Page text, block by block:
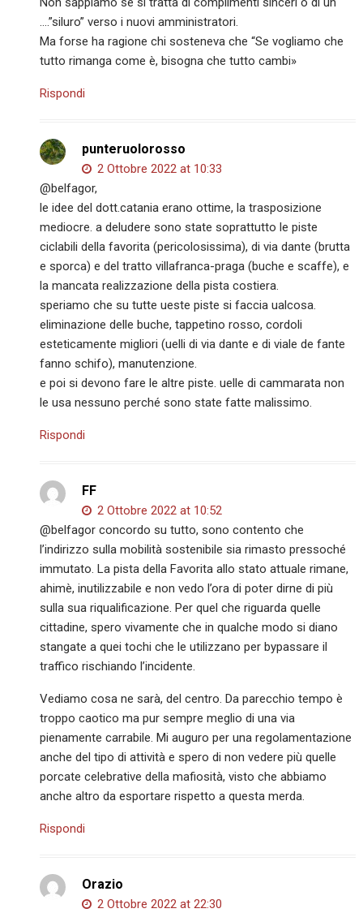
….”siluro” verso i nuovi amministratori.
Ma forse ha ragione chi sosteneva che “Se vogliamo che
tutto rimanga come è, bisogna che tutto cambi»
Rispondi
punteruolorosso
2 Ottobre 2022 at 10:33
@belfagor,
le idee del dott.catania erano ottime, la trasposizione
mediocre. a deludere sono state soprattutto le piste
ciclabili della favorita (pericolosissima), di via dante (brutta
e sporca) e del tratto villafranca-praga (buche e scaffe), e
la mancata realizzazione della pista costiera.
speriamo che su tutte ueste piste si faccia ualcosa.
eliminazione delle buche, tappetino rosso, cordoli
esteticamente migliori (uelli di via dante e di viale de fante
fanno schifo), manutenzione.
e poi si devono fare le altre piste. uelle di cammarata non
le usa nessuno perché sono state fatte malissimo.
Rispondi
FF
2 Ottobre 2022 at 10:52
@belfagor concordo su tutto, sono contento che
l’indirizzo sulla mobilità sostenibile sia rimasto pressoché
immutato. La pista della Favorita allo stato attuale rimane,
ahimè, inutilizzabile e non vedo l’ora di poter dirne di più
sulla sua riqualificazione. Per quel che riguarda quelle
cittadine, spero vivamente che in qualche modo si diano
stangate a quei tochi che le utilizzano per bypassare il
traffico rischiando l’incidente.
Vediamo cosa ne sarà, del centro. Da parecchio tempo è
troppo caotico ma pur sempre meglio di una via
pienamente carrabile. Mi auguro per una regolamentazione
anche del tipo di attività e spero di non vedere più quelle
porcate celebrative della mafiosità, visto che abbiamo
anche altro da esportare rispetto a questa merda.
Rispondi
Orazio
2 Ottobre 2022 at 22:30